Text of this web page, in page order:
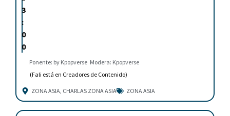
3
:
0
0
Ponente: by Kpopverse Modera: Kpopverse
(Fali está en Creadores de Contenido)
ZONA ASIA CHARLAS ZONA ASIA ZONA ASIA